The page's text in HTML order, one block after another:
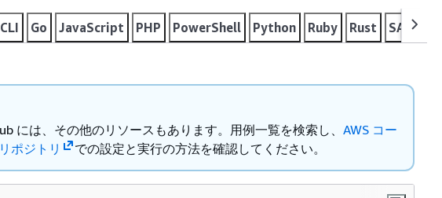
CLI Go JavaScript PHP PowerShell Python Ruby Rust SAP ABAP
には、その他のリソースもあります。用例一覧を検索し、 AWS コー
ポジトリ
での設定と実行の方法を確認してください。